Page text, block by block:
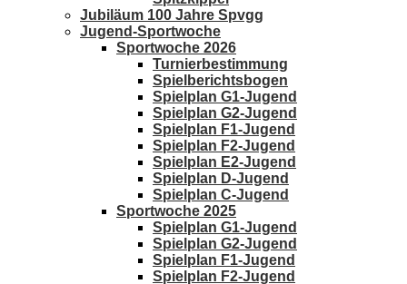
Jubiläum 100 Jahre Spvgg
Jugend-Sportwoche
Sportwoche 2026
Turnierbestimmung
Spielberichtsbogen
Spielplan G1-Jugend
Spielplan G2-Jugend
Spielplan F1-Jugend
Spielplan F2-Jugend
Spielplan E2-Jugend
Spielplan D-Jugend
Spielplan C-Jugend
Sportwoche 2025
Spielplan G1-Jugend
Spielplan G2-Jugend
Spielplan F1-Jugend
Spielplan F2-Jugend